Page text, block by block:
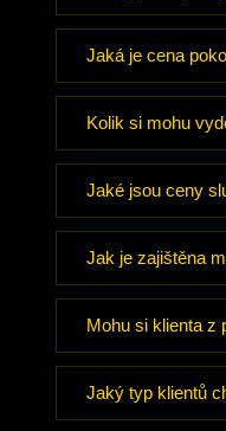
Jaká je cena
Kolik si mohu
Jaké jsou ceny
Jak je zajištěna
Mohu si klienta z
Jaký typ klientů